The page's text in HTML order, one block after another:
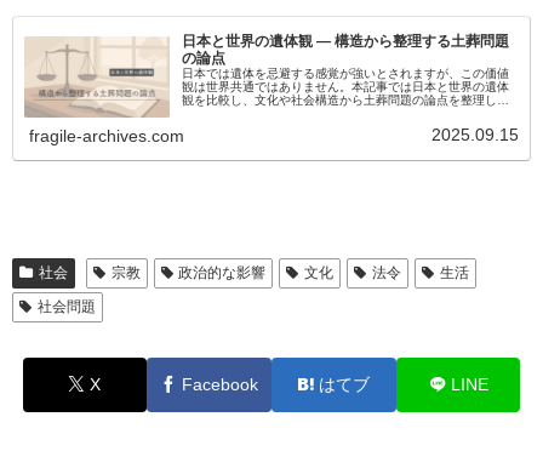
日本と世界の遺体観 ― 構造から整理する土葬問題
の論点
日本では遺体を忌避する感覚が強いとされますが、この価値
観は世界共通ではありません。本記事では日本と世界の遺体
観を比較し、文化や社会構造から土葬問題の論点を整理しま
fragile-archives.com 2025.09.15
社会 宗教 政治的な影響 文化 法令
生活
社会問題
X Facebook はてブ LINE